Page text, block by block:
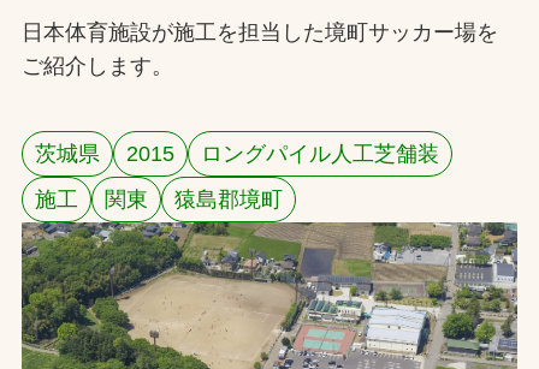
製品・サービス一覧
施工・管理実績一覧
採用情報
検索
お問合せ
お取引先の皆様へ
日本体育施設が施工を担当した境町サッカー場を
ご紹介します。
茨城県 2015
ロングパイル人工芝舗装
施工
関東 猿島郡境町